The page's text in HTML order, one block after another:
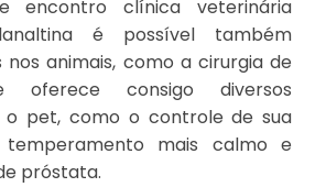
encontro clínica veterinária
é possível também
nos animais, como a cirurgia de
oferece consigo diversos
o pet, como o controle de sua
temperamento mais calmo e
próstata.